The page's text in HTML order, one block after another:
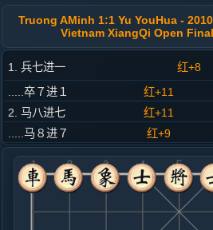
Truong AMinh 1:1 Yu YouHua -
Vietnam XiangQi Open
1. 兵七进一 红+8
.....卒７进１
红+11
2. 马八进七
红+11
.....马８进７
红+9
3. 炮八平九
红+6
.....马２进３
红+10
4. 车九平八
红+8
.....车１平２
红+9